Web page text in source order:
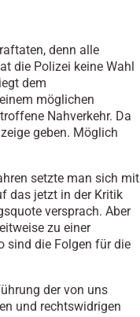
denn alle
die Polizei keine Wahl
dem
möglichen
Nahverkehr. Da
geben. Möglich
setzte man sich mit
das jetzt in der Kritik
versprach. Aber
zu einer
sind die Folgen für die
der von uns
und rechtswidrigen